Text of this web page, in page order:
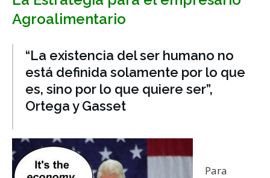
Agroalimentario
“La existencia del ser humano no
está definida solamente por lo que
es, sino por lo que quiere ser”,
Ortega y Gasset
Para